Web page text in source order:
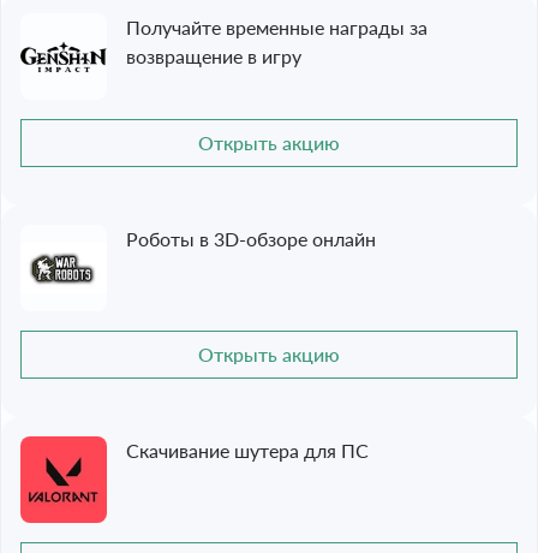
Получайте временные награды за
возвращение в игру
Открыть акцию
Роботы в 3D-обзоре онлайн
Открыть акцию
Скачивание шутера для ПС